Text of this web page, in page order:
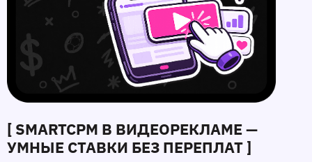
[ SMARTCPM В ВИДЕОРЕКЛАМЕ —
УМНЫЕ СТАВКИ БЕЗ ПЕРЕПЛАТ ]